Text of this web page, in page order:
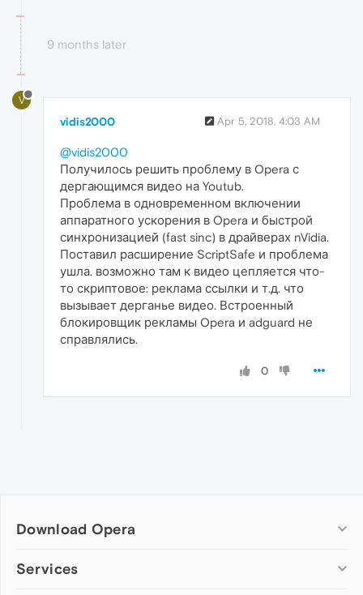
9 months later
V
vidis2000 Apr 5, 2018, 4:03 AM
@vidis2000
Получилось решить проблему в Opera с
дергающимся видео на Youtub.
Проблема в одновременном включении
аппаратного ускорения в Opera и быстрой
синхронизацией (fast sinc) в драйверах nVidia.
Поставил расширение ScriptSafe и проблема
ушла. возможно там к видео цепляется что-
то скриптовое: реклама ссылки и т.д. что
вызывает дерганье видео. Встроенный
блокировщик рекламы Opera и adguard не
справлялись.
0
Download Opera
Computer browsers
Services